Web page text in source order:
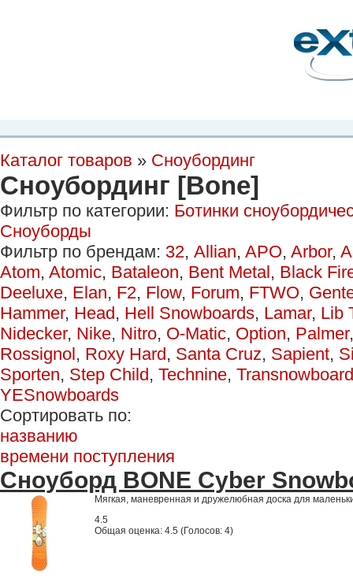
Каталог товаров » Сноубординг
Сноубординг [Bone]
Фильтр по категории: Ботинки
Сноуборды
Фильтр по брендам: 32, Allian, APO, Arbor,
Atom, Atomic, Bataleon, Bent Metal, Black
Deeluxe, Elan, F2, Flow, Forum, FTWO,
Hammer, Head, Hell Snowboards, Lamar, Lib
Nidecker, Nike, Nitro, O-Matic, Option, Palmer
Rossignol, Roxy Hard, Santa Cruz, Sapient,
Sporten, Step Child, Technine,
YESnowboards
Сортировать по:
названию
времени поступления
Сноуборд BONE Cyber
Мягкая, маневренная и дружелюбная доска для
4.5
Общая оценка: 4.5 (Голосов: 4)